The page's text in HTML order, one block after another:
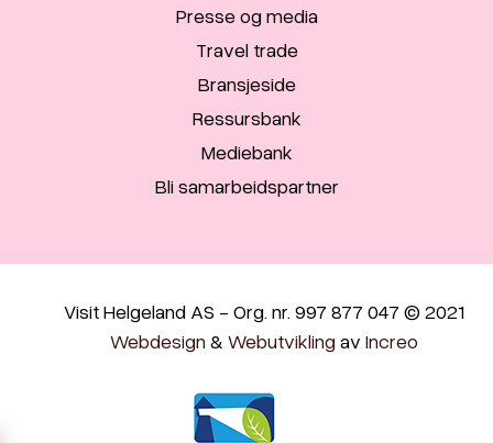
Presse og media
Travel trade
Bransjeside
Ressursbank
Mediebank
Bli samarbeidspartner
Visit Helgeland AS - Org. nr. 997 877 047 © 2021
Webdesign & Webutvikling av Increo